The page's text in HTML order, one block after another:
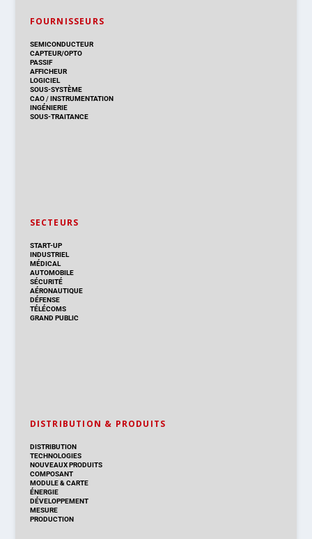
FOURNISSEURS
SEMICONDUCTEUR
CAPTEUR/OPTO
PASSIF
AFFICHEUR
LOGICIEL
SOUS-SYSTÈME
CAO/INSTRUMENTATION
INGÉNIERIE
SOUS-TRAITANCE
SECTEURS
START-UP
INDUSTRIEL
MÉDICAL
AUTOMOBILE
SÉCURITÉ
AÉRONAUTIQUE
DÉFENSE
TÉLÉCOMS
GRAND PUBLIC
DISTRIBUTION & PRODUITS
DISTRIBUTION
TECHNOLOGIES
NOUVEAUX PRODUITS
COMPOSANT
MODULE & CARTE
ÉNERGIE
DÉVELOPPEMENT
MESURE
PRODUCTION